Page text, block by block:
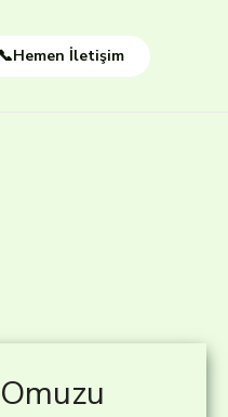
📞Hemen İletişim